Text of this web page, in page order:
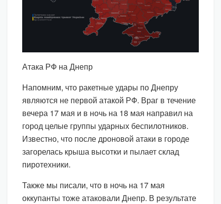
Атака РФ на Днепр
Напомним, что ракетные удары по Днепру
являются не первой атакой РФ. Враг в течение
вечера 17 мая и в ночь на 18 мая направил на
город целые группы ударных беспилотников.
Известно, что после дроновой атаки в городе
загорелась крыша высотки и пылает склад
пиротехники.
Также мы писали, что в ночь на 17 мая
оккупанты тоже атаковали Днепр. В результате